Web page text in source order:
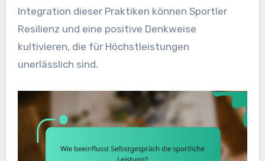
Integration dieser Praktiken können Sportler
Resilienz und eine positive Denkweise
kultivieren, die für Höchstleistungen
unerlässlich sind.